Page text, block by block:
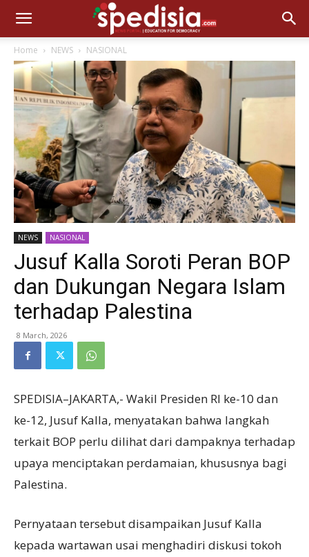
Home NEWS NASIONAL
NEWS NASIONAL
Jusuf Kalla Soroti Peran BOP
dan Dukungan Negara Islam
terhadap Palestina
8 March, 2026
SPEDISIA–JAKARTA,- Wakil Presiden RI ke-10 dan
ke-12, Jusuf Kalla, menyatakan bahwa langkah
terkait BOP perlu dilihat dari dampaknya terhadap
upaya menciptakan perdamaian, khususnya bagi
Palestina.
Pernyataan tersebut disampaikan Jusuf Kalla
kepada wartawan usai menghadiri diskusi tokoh